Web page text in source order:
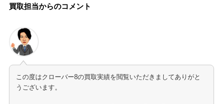
買取担当からのコメント
この度はクローバー8の買取実績を閲覧いただきましてありがと
うございます。